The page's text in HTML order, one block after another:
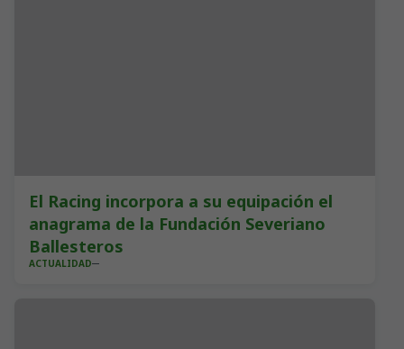
El Racing incorpora a su equipación el
anagrama de la Fundación Severiano
Ballesteros
ACTUALIDAD